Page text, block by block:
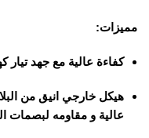
مميزات:
كفاءة عالية مع جهد تيار كهربائي
هيكل خارجي انيق من
عالية و مقاومه لبصمات